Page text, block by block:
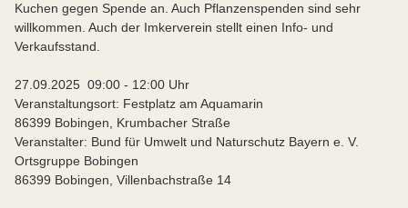
Kuchen gegen Spende an. Auch Pflanzenspenden sind sehr
willkommen. Auch der Imkerverein stellt einen Info- und
Verkaufsstand.
27.09.2025 09:00 ‐ 12:00 Uhr
Veranstaltungsort: Festplatz am Aquamarin
86399 Bobingen, Krumbacher Straße
Veranstalter: Bund für Umwelt und Naturschutz Bayern e. V.
Ortsgruppe Bobingen
86399 Bobingen, Villenbachstraße 14